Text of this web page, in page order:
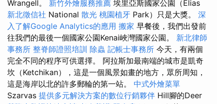
Wrangell。 新竹外燴服務推薦 埃里亞斯國家公園（Elias
新北徵信社 National 散光 桃園植牙 Park）只是大獎。 深
入了解Google Analytics的應用 搬家 早餐後，我們出發前
往我們的最後一個國家公園Kenai峽灣國家公園。 新北律師
事務所 整脊師證照培訓 除蟲 記帳士事務所 今天，有兩個
完全不同的程序可供選擇。 阿拉斯加最南端的城市是凱奇
坎（Ketchikan），這是一個風景如畫的地方，眾所周知，
這是海岸以北的許多郵輪的第一站。 中式外燴菜單
Szarvas 提供多元解決方案的數位行銷夥伴 Hill腳的Deer